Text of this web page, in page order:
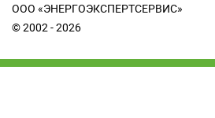
ООО «ЭНЕРГОЭКСПЕРТСЕРВИС»
© 2002 - 2026